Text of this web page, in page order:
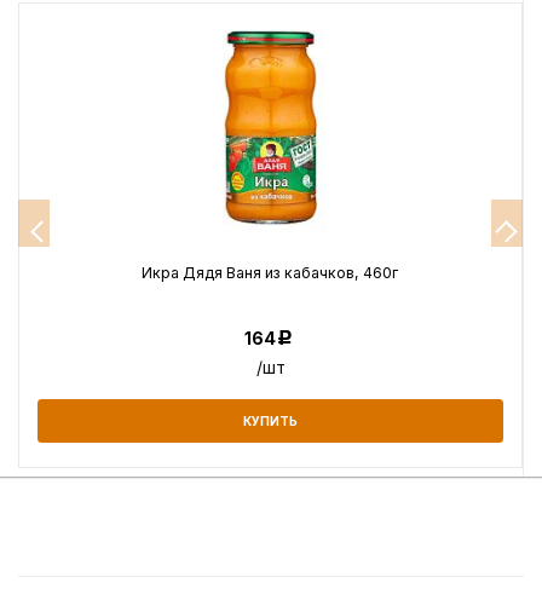
Икра Дядя Ваня из кабачков, 460г
164Р
/шт
КУПИТЬ